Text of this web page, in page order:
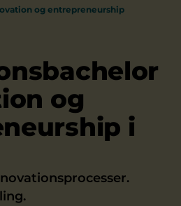
og entrepreneurship
og
i